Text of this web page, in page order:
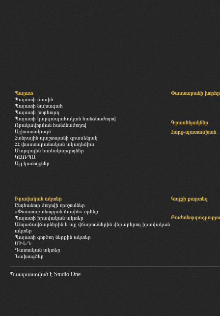
Պալատ
Պալատի մասին
Պալատի նախագահ
Պալատի խորհուրդ
Պալատի կարգապահական հանձնաժողով
Որակավորման հանձնաժողով
Աշխատակազմ
Հանրային պաշտպանի գրասենյակ
ՀՀ փաստաբանական ակադեմիա
Մարզային համակարգողներ
ԿԱՌՊԱ
Այլ կառույցներ
Փաստաբանի
Գրասենյակներ
Հարց-պատասխան
Իրավական ակտեր
Ընդհանուր ժողովի որոշումներ
«Փաստաբանության մասին» օրենք
Պալատի իրավական ակտեր
Անդամավճարներին և այլ վճարումներին վերաբերող իրավական
ակտեր
Պալատի գործող ներքին ակտեր
ՄԻԵԴ
Դատական ակտեր
Նախագծեր
Կայքի քարտեզ
Պատրաստված է Studio One.